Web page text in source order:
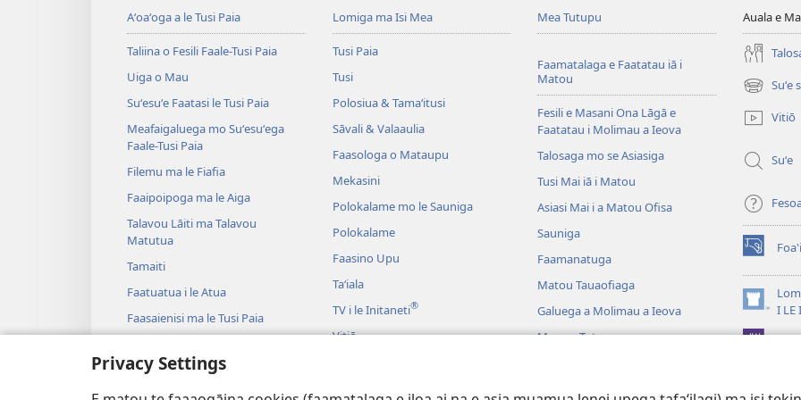
Privacy Settings
Aʻoaʻoga a le Tusi Paia
Taliina o Fesili Faale-Tusi Paia
Uiga o Mau
Suʻesuʻe Faatasi le Tusi Paia
Meafaigaluega mo Suʻesuʻega
Faale-Tusi Paia
Filemu ma le Fiafia
Faaipoipoga ma le Aiga
Talavou Lāiti ma Talavou
Matutua
Tamaiti
Faatuatua i le Atua
Faasaienisi ma le Tusi Paia
Lomiga ma Isi Mea
Tusi Paia
Tusi
Polosiua & Tamaʻitusi
Sāvali & Valaaulia
Faasologa o Mataupu
Mekasini
Polokalame mo le Sauniga
Polokalame
Faasino Upu
Taʻiala
TV i le Initaneti®
Vitiō
Mea Tutupu
Faamatalaga e Faatatau iā i
Matou
Fesili e Masani Ona Lāgā e
Faatatau i Molimau a Ieova
Talosaga mo se Asiasiga
Tusi Mai iā i Matou
Asiasi Mai i a Matou Ofisa
Sauniga
Faamanatuga
Matou Tauaofiaga
Galuega a Molimau a Ieova
Mea na Tutupu
Auala e
Suʻe
(tatala
se
isi
Vitiō
Suʻe
(tatala
se
isi
I LE
(tatala
se